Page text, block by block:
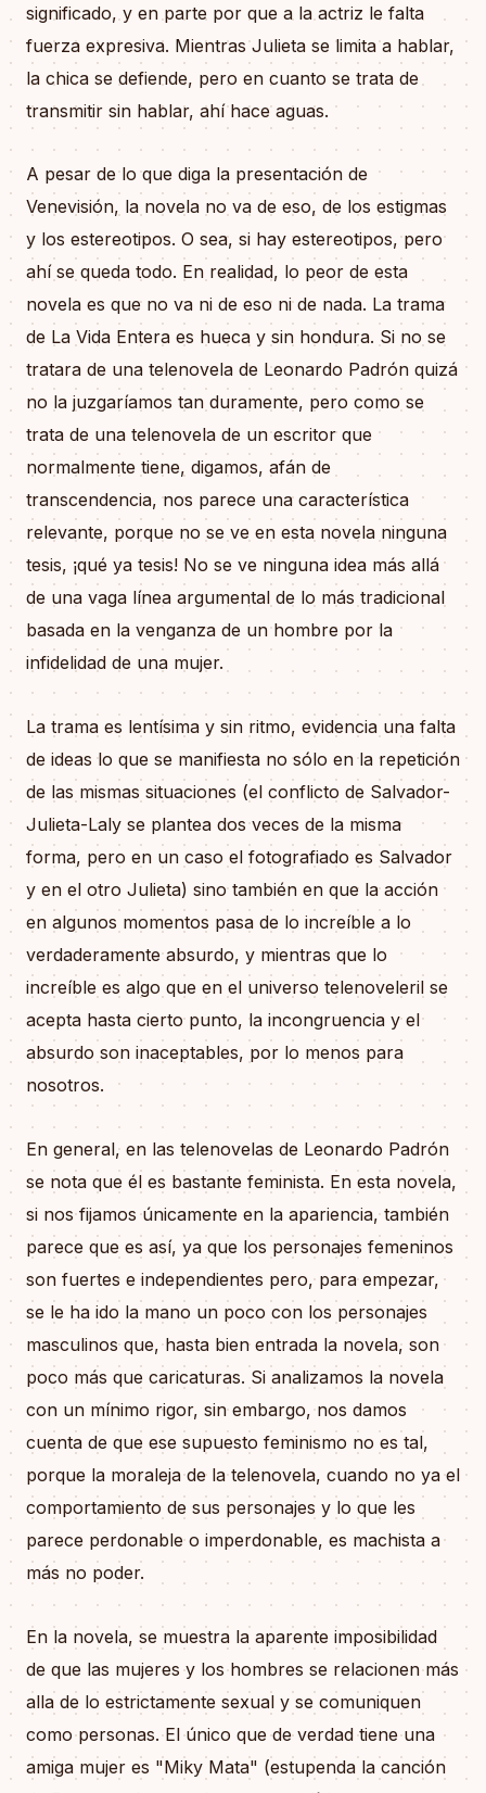
significado, y en parte por que a la actriz le falta
fuerza expresiva. Mientras Julieta se limita a hablar,
la chica se defiende, pero en cuanto se trata de
transmitir sin hablar, ahí hace aguas.
A pesar de lo que diga la presentación de
Venevisión, la novela no va de eso, de los estigmas
y los estereotipos. O sea, si hay estereotipos, pero
ahí se queda todo. En realidad, lo peor de esta
novela es que no va ni de eso ni de nada. La trama
de La Vida Entera es hueca y sin hondura. Si no se
tratara de una telenovela de Leonardo Padrón quizá
no la juzgaríamos tan duramente, pero como se
trata de una telenovela de un escritor que
normalmente tiene, digamos, afán de
transcendencia, nos parece una característica
relevante, porque no se ve en esta novela ninguna
tesis, ¡qué ya tesis! No se ve ninguna idea más allá
de una vaga línea argumental de lo más tradicional
basada en la venganza de un hombre por la
infidelidad de una mujer.
La trama es lentísima y sin ritmo, evidencia una falta
de ideas lo que se manifiesta no sólo en la repetición
de las mismas situaciones (el conflicto de Salvador-
Julieta-Laly se plantea dos veces de la misma
forma, pero en un caso el fotografiado es Salvador
y en el otro Julieta) sino también en que la acción
en algunos momentos pasa de lo increíble a lo
verdaderamente absurdo, y mientras que lo
increíble es algo que en el universo telenoveleril se
acepta hasta cierto punto, la incongruencia y el
absurdo son inaceptables, por lo menos para
nosotros.
En general, en las telenovelas de Leonardo Padrón
se nota que él es bastante feminista. En esta novela,
si nos fijamos únicamente en la apariencia, también
parece que es así, ya que los personajes femeninos
son fuertes e independientes pero, para empezar,
se le ha ido la mano un poco con los personajes
masculinos que, hasta bien entrada la novela, son
poco más que caricaturas. Si analizamos la novela
con un mínimo rigor, sin embargo, nos damos
cuenta de que ese supuesto feminismo no es tal,
porque la moraleja de la telenovela, cuando no ya el
comportamiento de sus personajes y lo que les
parece perdonable o imperdonable, es machista a
más no poder.
En la novela, se muestra la aparente imposibilidad
de que las mujeres y los hombres se relacionen más
alla de lo estrictamente sexual y se comuniquen
como personas. El único que de verdad tiene una
amiga mujer es "Miky Mata" (estupenda la canción